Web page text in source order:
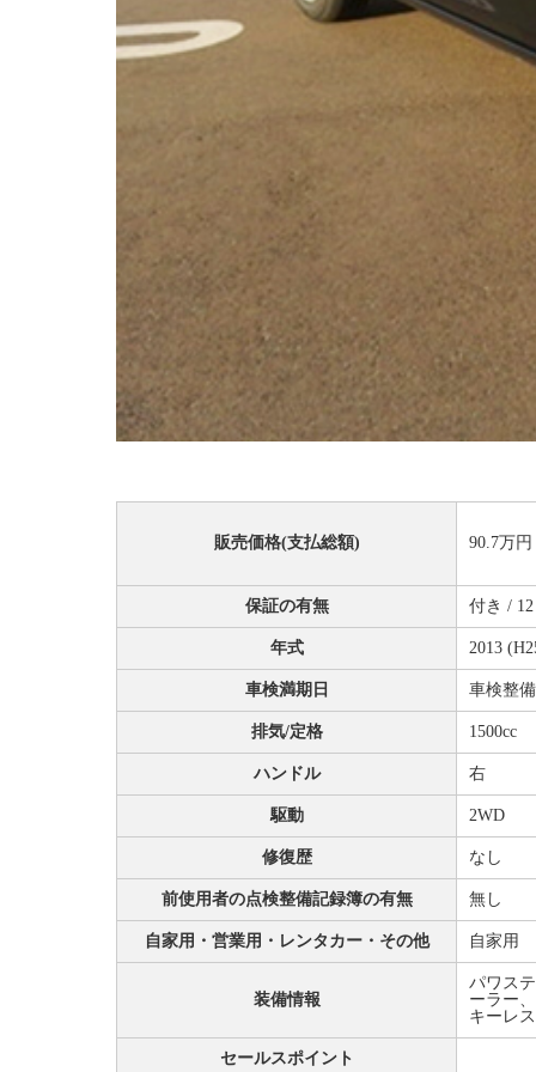
販売価格(支払総額) 90.7万円
保証の有無 付き /
年式 2013
車検満期日 車検整
排気/定格 1500cc
ハンドル 右
駆動 2WD
修復歴 なし
前使用者の点検整備記録簿の有無 無し
自家用・営業用・レンタカー・その他 自家用
装備情報
パワス
ーラー
キーレ
セールスポイント